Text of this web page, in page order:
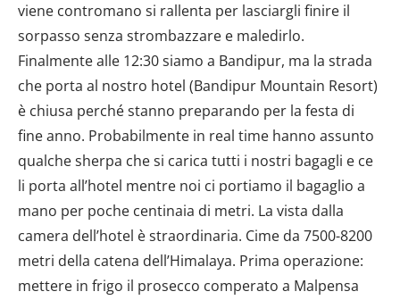
viene contromano si rallenta per lasciargli finire il
sorpasso senza strombazzare e maledirlo.
Finalmente alle 12:30 siamo a Bandipur, ma la strada
che porta al nostro hotel (Bandipur Mountain Resort)
è chiusa perché stanno preparando per la festa di
fine anno. Probabilmente in real time hanno assunto
qualche sherpa che si carica tutti i nostri bagagli e ce
li porta all’hotel mentre noi ci portiamo il bagaglio a
mano per poche centinaia di metri. La vista dalla
camera dell’hotel è straordinaria. Cime da 7500-8200
metri della catena dell’Himalaya. Prima operazione:
mettere in frigo il prosecco comperato a Malpensa